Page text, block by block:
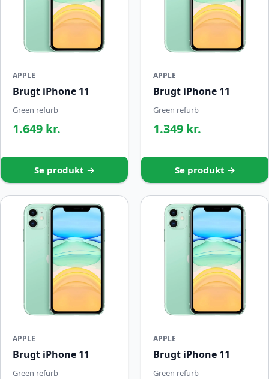
APPLE
Brugt iPhone 11
Green refurb
1.649 kr.
Se produkt →
APPLE
Brugt iPhone 11
Green refurb
1.349 kr.
Se produkt →
APPLE
Brugt iPhone 11
Green refurb
APPLE
Brugt iPhone 11
Green refurb